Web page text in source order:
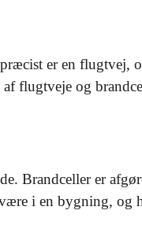
er en flugtvej,
flugtveje og
Brandceller er
i en bygning, og